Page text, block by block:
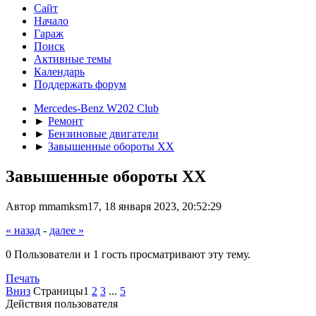
Сайт
Начало
Гараж
Поиск
Активные темы
Календарь
Поддержать форум
Mercedes-Benz W202 Club
► Ремонт
► Бензиновые двигатели
► Завышенные обороты ХХ
Завышенные обороты ХХ
Автор mmamksm17, 18 января 2023, 20:52:29
« назад - далее »
0 Пользователи и 1 гость просматривают эту тему.
Печать
Вниз Страницы1 2 3 ... 5
Действия пользователя